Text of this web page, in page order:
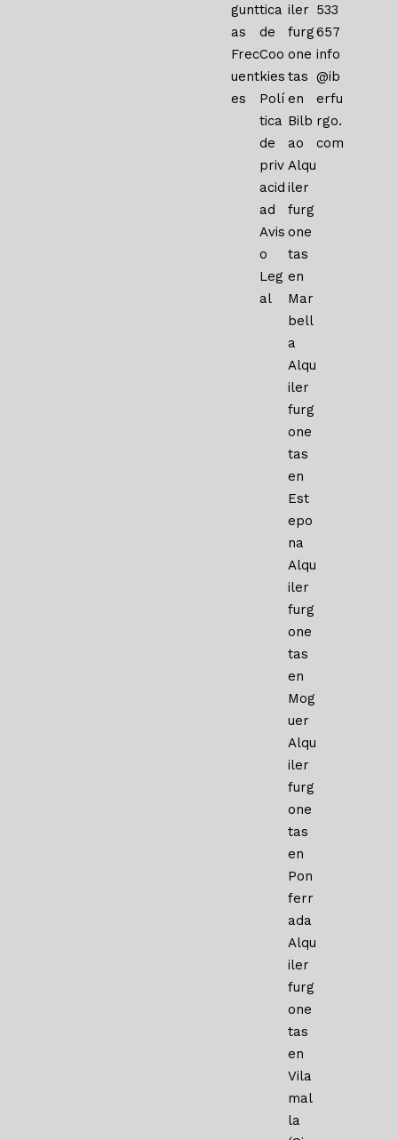
gunt
as
Frec
uent
es
tica
de
Coo
kies
Polí
tica
de
priv
acid
ad
Avis
o
Leg
al
iler
furg
one
tas
en
Bilb
ao
Alqu
iler
furg
one
tas
en
Mar
bell
a
Alqu
iler
furg
one
tas
en
Est
epo
na
Alqu
iler
furg
one
tas
en
Mog
uer
Alqu
iler
furg
one
tas
en
Pon
ferr
ada
Alqu
iler
furg
one
tas
en
Vila
mal
la
533
657
info
@ib
erfu
rgo.
com